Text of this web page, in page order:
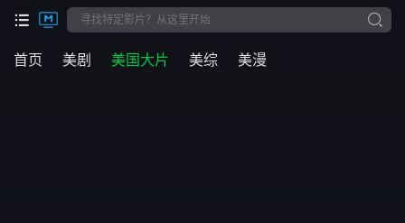
首页 美剧 美国大片 美综 美漫